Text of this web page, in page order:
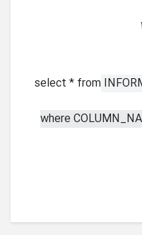
select * from
where